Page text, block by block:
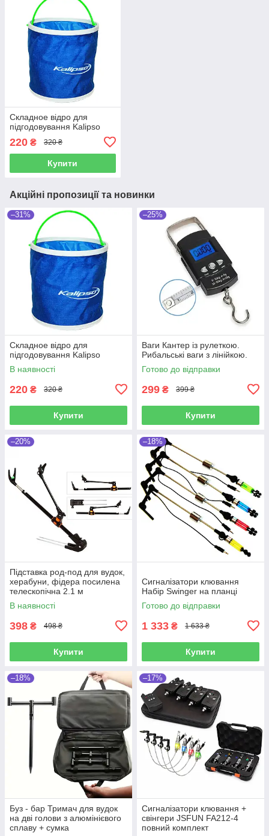
Складное відро для
підгодовування Kalipso
220 ₴ 320 ₴
Купити
Акційні пропозиції та новинки
–31%
Складное відро для
підгодовування Kalipso
В наявності
220 ₴ 320 ₴
Купити
–25%
Ваги Кантер із рулеткою.
Рибальські ваги з лінійкою.
Готово до відправки
299 ₴ 399 ₴
Купити
–20%
Підставка род-под для вудок,
херабуни, фідера посилена
телескопічна 2.1 м
В наявності
398 ₴ 498 ₴
Купити
–18%
Сигналізатори клювання
Набір Swinger на планці
Готово до відправки
1 333 ₴ 1 633 ₴
Купити
–18%
Буз - бар Тримач для вудок
на дві голови з алюмінієвого
сплаву + сумка
–17%
Сигналізатори клювання +
свінгери JSFUN FA212-4
повний комплект